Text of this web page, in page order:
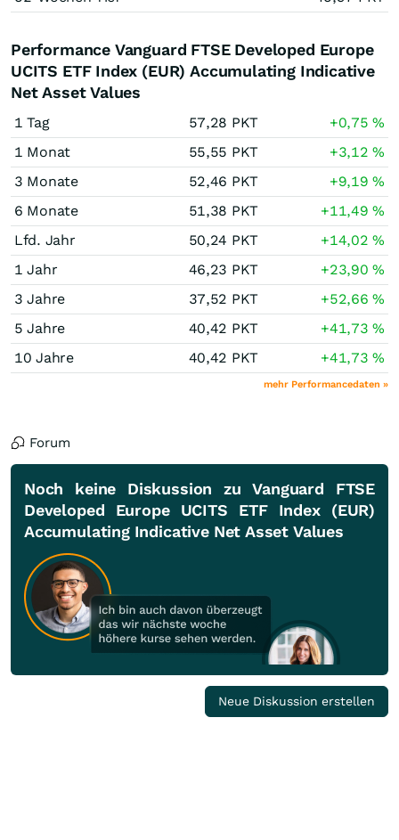
Performance Vanguard FTSE Developed Europe
UCITS ETF Index (EUR) Accumulating Indicative
Net Asset Values
1 Tag 57,28 PKT +0,75%
1 Monat
55,55 PKT +3,12%
3 Monate
52,46 PKT +9,19%
6 Monate
51,38 PKT +11,49%
Lfd. Jahr
50,24 PKT +14,02%
1 Jahr
46,23 PKT +23,90%
3 Jahre
37,52 PKT +52,66%
5 Jahre
40,42 PKT +41,73%
10 Jahre
40,42 PKT +41,73%
mehr Performancedaten »
Forum
Noch keine Diskussion zu Vanguard FTSE
Developed Europe UCITS ETF Index (EUR)
Accumulating Indicative Net Asset Values
Neue Diskussion erstellen